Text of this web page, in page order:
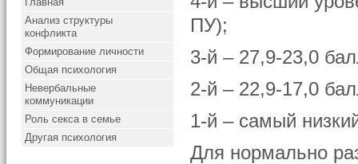
Анализ структуры
конфликта
Формирование личности
Общая психология
Невербальные
коммуникации
Роль секса в семье
Другая психология
ПУ);
3-й – 27,9-23,0
2-й – 22,9-17,0
1-й – самый
Для нормально